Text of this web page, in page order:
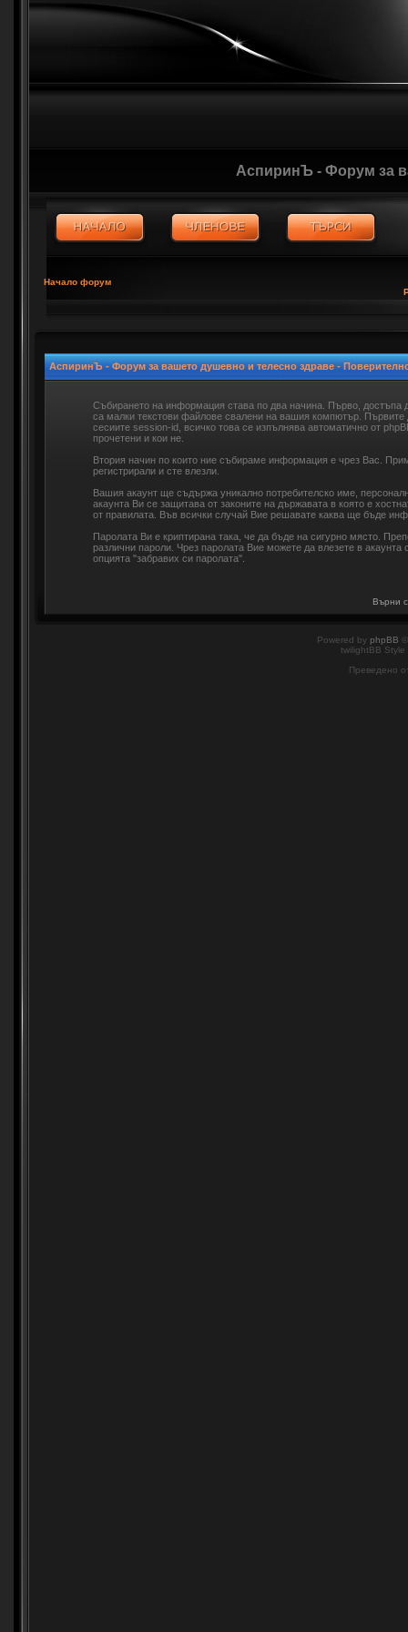
АспиринЪ - Форум за
Начало форум
АспиринЪ - Форум за вашето душевно и телесно здраве -
Събирането на информация става по два начина. Първо, достъпа
са малки текстови файлове свалени на вашия компютър.
сесиите session-id, всичко това се изпълнява автоматично от
прочетени и кои не.
Втория начин по които ние събираме информация е чрез Вас.
регистрирали и сте влезли.
Вашия акаунт ще съдържа уникално потребителско име,
акаунта Ви се защитава от законите на държавата в която е
от правилата. Във всички случай Вие решавате каква ще бъде
Паролата Ви е криптирана така, че да бъде на сигурно място.
различни пароли. Чрез паролата Вие можете да влезете в
опцията "забравих си паролата".
Върни
Powered by phpBB
twilightBB
Преведено